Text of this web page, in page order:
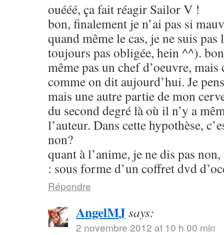
ouééé, ça fait réagir Sailor V !
bon, finalement je n’ai pas si
quand même le cas, je ne suis pas
toujours pas obligée, hein ^^).
même pas un chef d’oeuvre,
comme on dit aujourd’hui. Je
mais une autre partie de mon
du second degré là où il n’y a
l’auteur. Dans cette hypothèse,
non?
quant à l’anime, je ne dis pas
: sous forme d’un coffret dvd
Répondre
AngelMJsays:
2 novembre 2012 at 10 h 00 min